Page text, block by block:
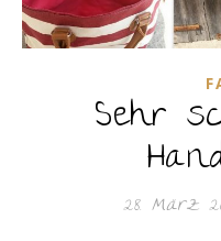
Sehr
28. März